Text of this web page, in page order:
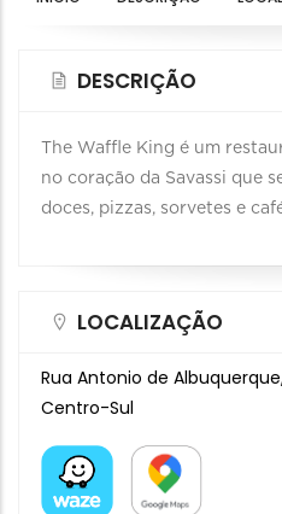
DESCRIÇÃO
The Waffle King é um
no coração da Savassi que
doces, pizzas, sorvetes e
LOCALIZAÇÃO
Rua Antonio de
Centro-Sul